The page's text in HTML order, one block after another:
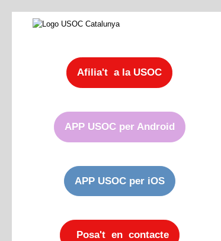
Afilia't a la USOC
APP USOC per Android
APP USOC per iOS
Posa't en contacte